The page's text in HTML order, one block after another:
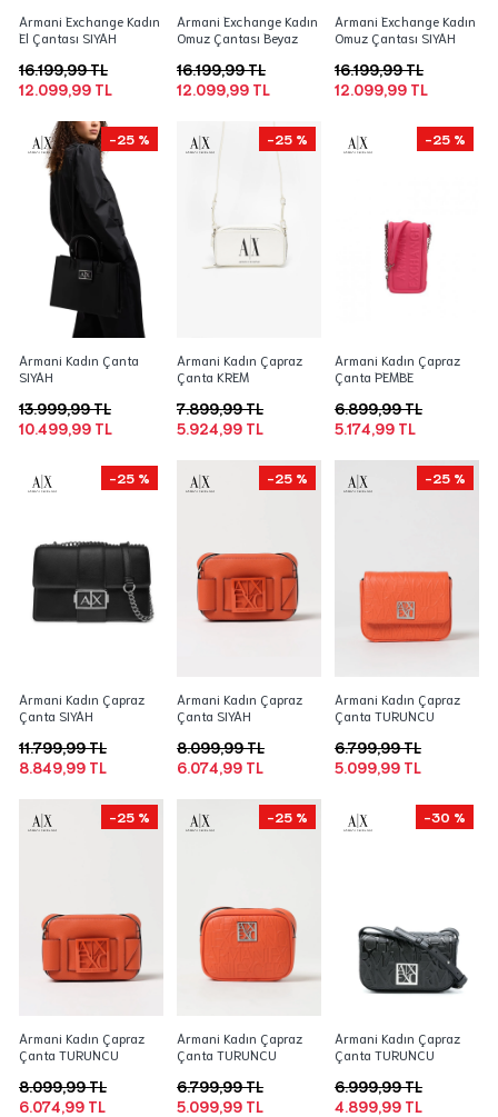
Armani Exchange Kadın
El Çantası SIYAH
12.099,99 TL
16.199,99 TL
Armani Exchange Kadın
Omuz Çantası Beyaz
12.099,99 TL
16.199,99 TL
Armani Exchange Kadın
Omuz Çantası SIYAH
12.099,99 TL
16.199,99 TL
-25 %
Armani Kadın Çanta
SIYAH
10.499,99 TL
13.999,99 TL
-25 %
Armani Kadın Çapraz
Çanta KREM
5.924,99 TL
7.899,99 TL
-25 %
Armani Kadın Çapraz
Çanta PEMBE
5.174,99 TL
6.899,99 TL
-25 %
Armani Kadın Çapraz
Çanta SIYAH
8.849,99 TL
11.799,99 TL
-25 %
Armani Kadın Çapraz
Çanta SIYAH
6.074,99 TL
8.099,99 TL
-25 %
Armani Kadın Çapraz
Çanta TURUNCU
5.099,99 TL
6.799,99 TL
-25 %
Armani Kadın Çapraz
Çanta TURUNCU
6.074,99 TL
8.099,99 TL
-25 %
Armani Kadın Çapraz
Çanta TURUNCU
5.099,99 TL
6.799,99 TL
-30 %
Armani Kadın Çapraz
Çanta TURUNCU
4.899,99 TL
6.999,99 TL